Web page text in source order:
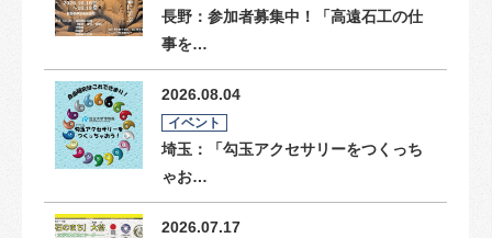
長野：参加者募集中！「高遠石工の仕
事を…
2026.08.04
イベント
埼玉：「勾玉アクセサリーをつくっち
ゃお…
2026.07.17